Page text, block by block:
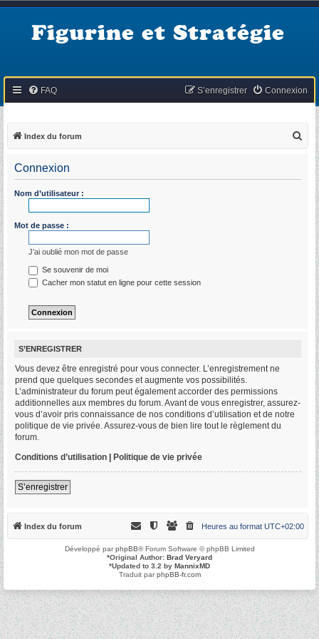
Figurine et Stratégie
FAQ Connexion
S’enregistrer
Index du forum
Connexion
Nom d’utilisateur :
Mot de passe :
J’ai oublié mon mot de passe
Se souvenir de moi
Cacher mon statut en ligne pour cette session
S’ENREGISTRER
Vous devez être enregistré pour vous connecter. L’enregistrement ne
prend que quelques secondes et augmente vos possibilités.
L’administrateur du forum peut également accorder des permissions
additionnelles aux membres du forum. Avant de vous enregistrer, assurez-
vous d’avoir pris connaissance de nos conditions d’utilisation et de notre
politique de vie privée. Assurez-vous de bien lire tout le règlement du
forum.
Conditions d’utilisation | Politique de vie privée
S’enregistrer
Index du forum Heures au format UTC+02:00
Développé parphpBB® Forum Software © phpBB Limited
*Original Author: Brad Veryard
*Updated to 3.2 by MannixMD
Traduit parphpBB-fr.com